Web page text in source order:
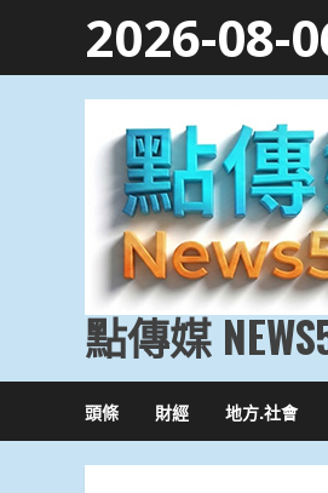
2026-08-
點傳媒
頭條 財經 地方.社會